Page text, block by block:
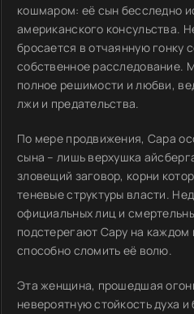
кошмаром: её сын бесследно
американского консульства.
бросается в отчаянную гонку
собственное расследование.
полное решимости и любви,
лжи и предательства.
По мере продвижения, Сара
сына – лишь верхушка
зловещий заговор, корни
теневые структуры власти.
официальных лиц и
подстерегают Сару на каждом
способно сломить её волю.
Эта женщина, прошедшая
невероятную стойкость духа